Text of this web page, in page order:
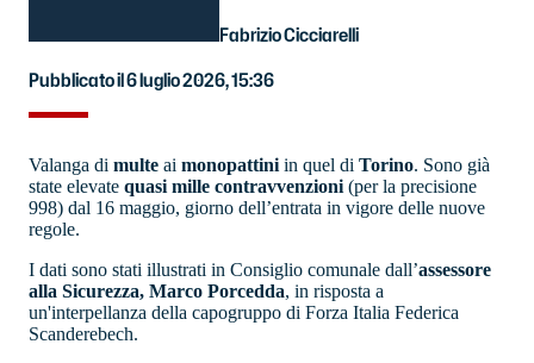
Fabrizio Cicciarelli
Pubblicato il 6 luglio 2026, 15:36
Valanga di multe ai monopattini in quel di Torino. Sono già
state elevate quasi mille contravvenzioni (per la precisione
998) dal 16 maggio, giorno dell’entrata in vigore delle nuove
regole.
I dati sono stati illustrati in Consiglio comunale dall’assessore
alla Sicurezza, Marco Porcedda, in risposta a
un'interpellanza della capogruppo di Forza Italia Federica
Scanderebech.